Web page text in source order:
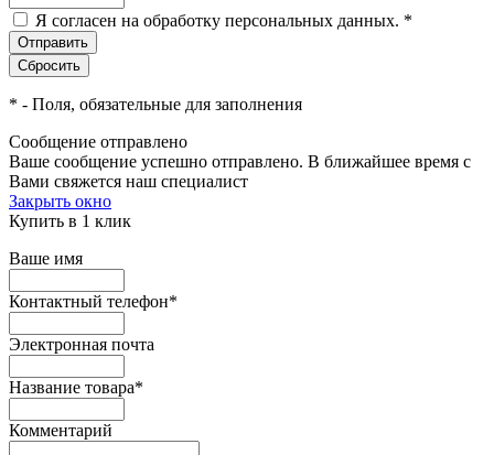
Я согласен на обработку персональных данных. *
* - Поля, обязательные для заполнения
Сообщение отправлено
Ваше сообщение успешно отправлено. В ближайшее время с
Вами свяжется наш специалист
Закрыть окно
Купить в 1 клик
Ваше имя
Контактный телефон*
Электронная почта
Название товара*
Комментарий